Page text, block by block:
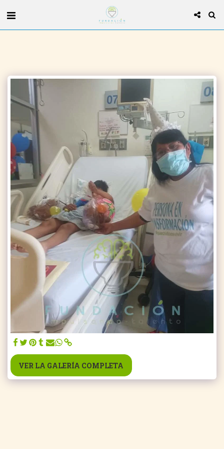
VER LA GALERÍA COMPLETA